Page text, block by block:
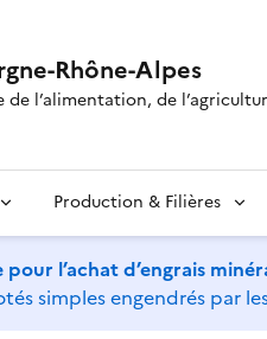
Rhône-Alpes
l’alimentation, de
Production & Filières
l’achat d’engrais
simples engendrés par